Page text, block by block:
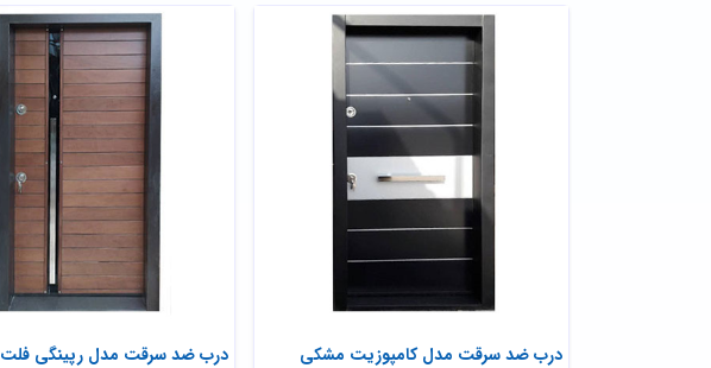
درب ضد سرقت مدل رپینگی فلت درب ضد سرقت مدل کامپوزیت مشکی